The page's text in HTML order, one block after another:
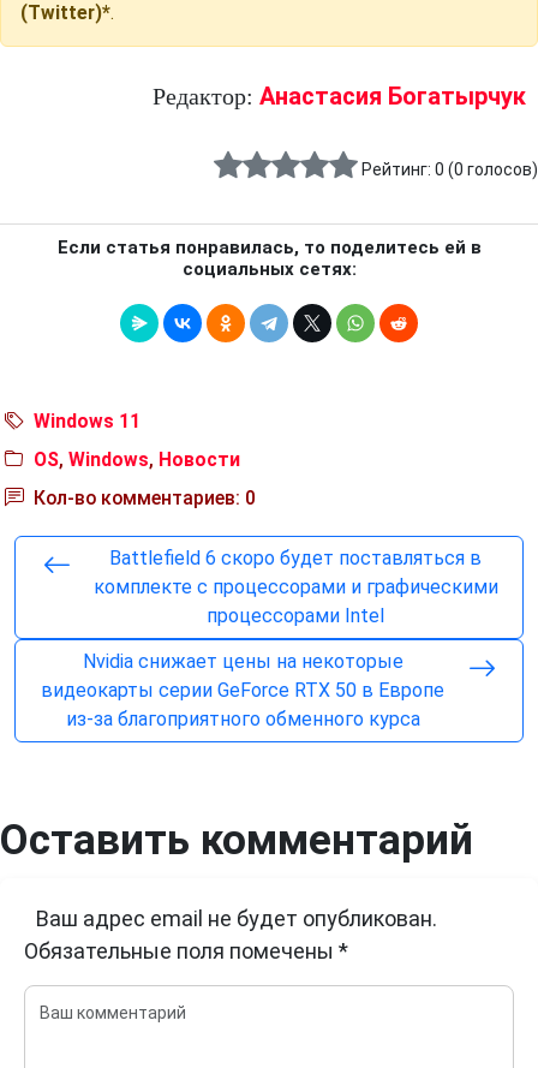
(Twitter)*.
Редактор: Анастасия Богатырчук
Рейтинг: 0 (0 голосов)
Если статья понравилась, то поделитесь ей в
социальных сетях:
Windows 11
OS, Windows, Новости
Кол-во комментариев: 0
Battlefield 6 скоро будет поставляться в
комплекте с процессорами и графическими
процессорами Intel
Nvidia снижает цены на некоторые
видеокарты серии GeForce RTX 50 в Европе
из-за благоприятного обменного курса
Оставить комментарий
Ваш адрес email не будет опубликован.
Обязательные поля помечены *